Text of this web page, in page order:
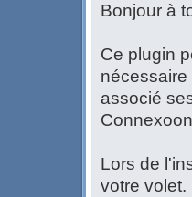
Bonjour à
Ce plugin
associé
Lors de
votre